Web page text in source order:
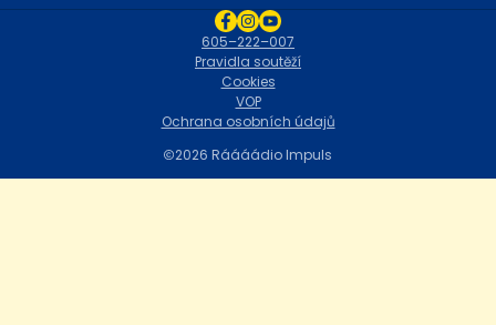
2026 Ráááádio Impuls
Ochrana osobních údajů
VOP
Cookies
Pravidla soutěží
605–222–007